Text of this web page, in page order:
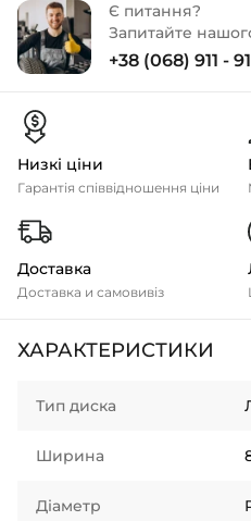
Є питання?
Запитайте
+38 (068) 911 -
Низкі ціни
Гарантія співвідношення ціни
Доставка
Доставка и самовивіз
ХАРАКТЕРИСТИКИ
Тип диска
Ширина
Діаметр